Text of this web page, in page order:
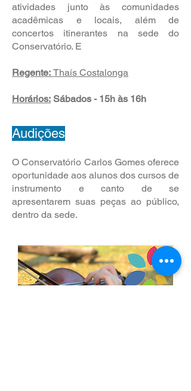
atividades junto às comunidades
acadêmicas e locais, além de
concertos itinerantes na sede do
Conservatório. E
Regente: Thaís Costalonga
Horários: Sábados - 15h às 16h
Audições
O Conservatório Carlos Gomes oferece
oportunidade aos alunos dos cursos de
instrumento e canto de se
apresentarem suas peças ao público,
dentro da sede.